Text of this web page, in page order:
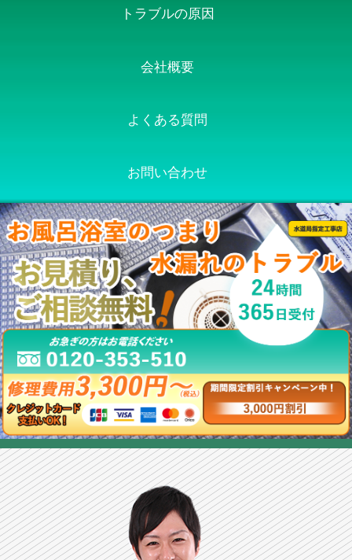
トラブルの原因
会社概要
よくある質問
お問い合わせ